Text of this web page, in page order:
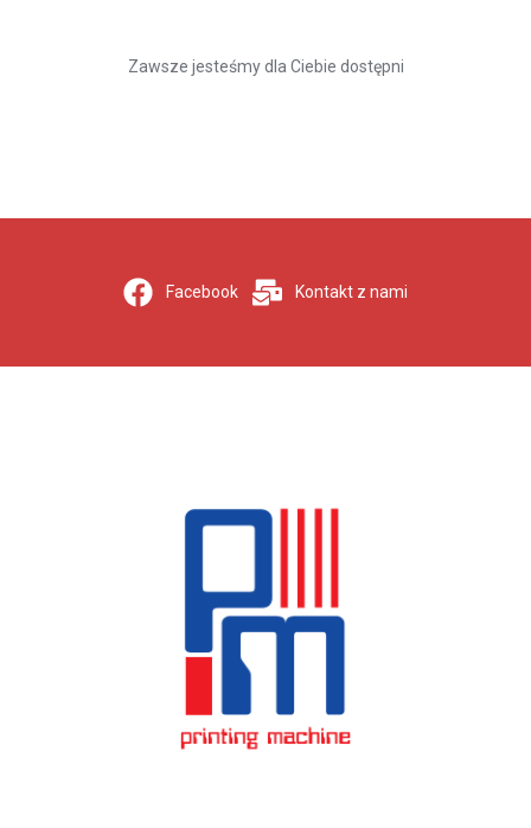
Zawsze jesteśmy dla Ciebie dostępni
Facebook Kontakt z nami